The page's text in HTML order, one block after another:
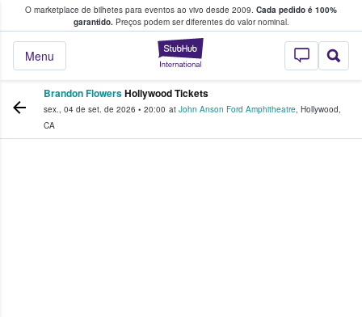
O marketplace de bilhetes para eventos ao vivo desde 2009. Cada pedido é 100%
garantido.Preços podem ser diferentes do valor nominal.
StubHub – onde
Menu
fãs compram e vendem bilhetes
Brandon FlowersHollywood Tickets
sex., 04 de set. de 2026 • 20:00 at John Anson Ford Amphitheatre, Hollywood,
CA